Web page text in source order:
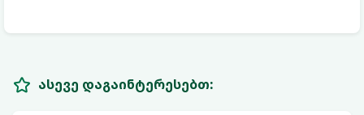
ასევე დაგაინტერესებთ: